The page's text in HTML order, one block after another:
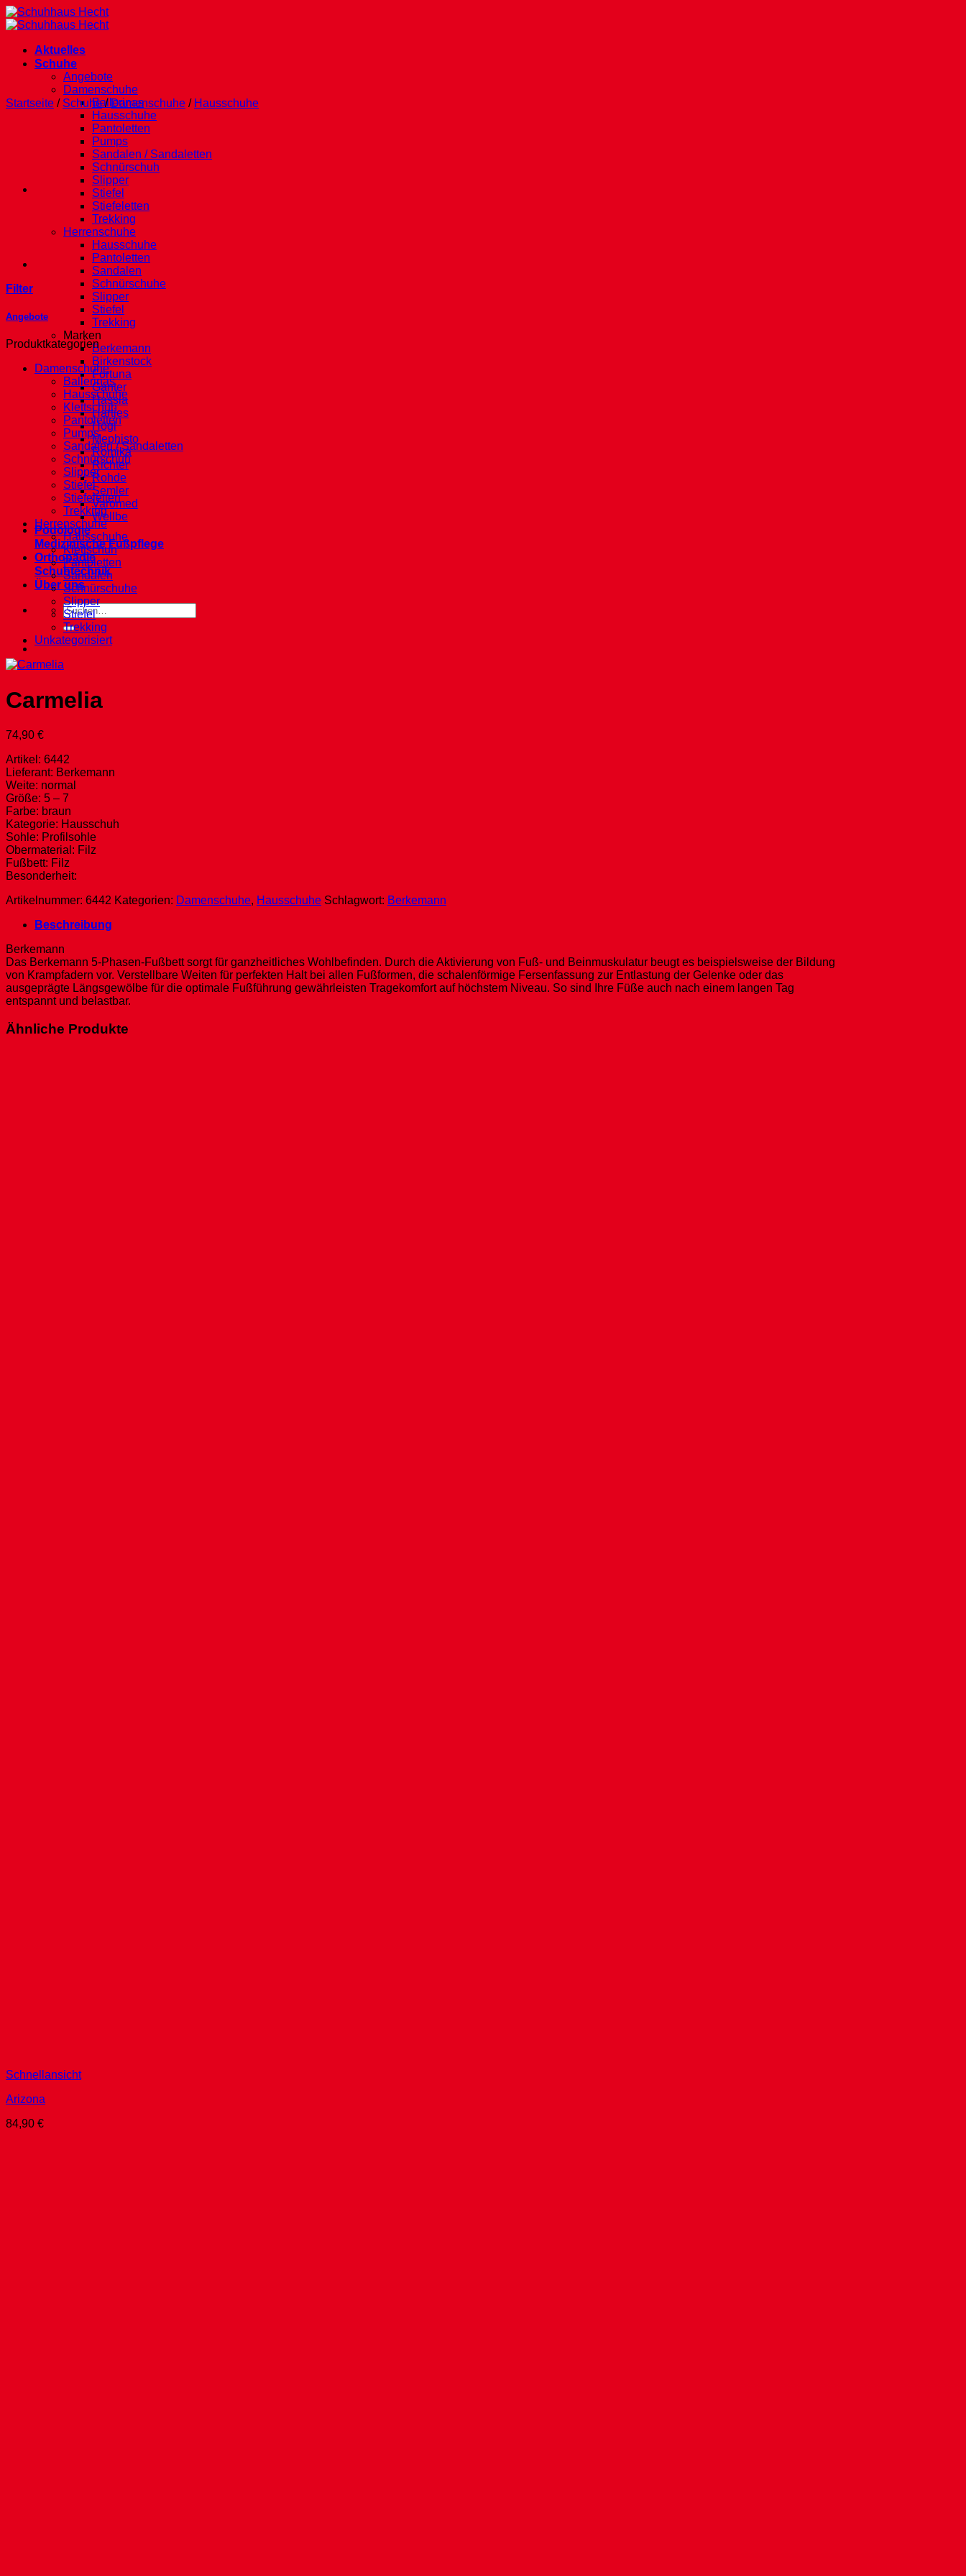
Zum
Inhalt
Aktuelles
Schuhe
Angebote
Damenschuhe
Ballerinas
Hausschuhe
Pantoletten
Pumps
Sandalen / Sandaletten
Schnürschuh
Slipper
Stiefel
Stiefeletten
Trekking
Herrenschuhe
Hausschuhe
Pantoletten
Sandalen
Schnürschuhe
Slipper
Stiefel
Trekking
Marken
Berkemann
Birkenstock
Fortuna
Ganter
Hassia
Hartjes
Högl
Mephisto
Romika
Richter
Rohde
Semler
Varomed
Wellbe
Podologie
Medizinische Fußpflege
Orthopädie
Schuhtechnik
Über uns
Suche
nach:
Startseite / Schuhe / Damenschuhe / Hausschuhe
Filter
Angebote
Produktkategorien
Damenschuhe
Ballerinas
Hausschuhe
Klettschuh
Pantoletten
Pumps
Sandalen / Sandaletten
Schnürschuh
Slipper
Stiefel
Stiefeletten
Trekking
Herrenschuhe
Hausschuhe
Klettschuh
Pantoletten
Sandalen
Schnürschuhe
Slipper
Stiefel
Trekking
Unkategorisiert
Carmelia
74,90 €
Artikel: 6442
Lieferant: Berkemann
Weite: normal
Größe: 5 – 7
Farbe: braun
Kategorie: Hausschuh
Sohle: Profilsohle
Obermaterial: Filz
Fußbett: Filz
Besonderheit:
Artikelnummer: 6442 Kategorien: Damenschuhe, Hausschuhe Schlagwort: Berkemann
Beschreibung
Berkemann
Das Berkemann 5-Phasen-Fußbett sorgt für ganzheitliches Wohlbefinden. Durch die Aktivierung von Fuß- und Beinmuskulatur beugt es beispielsweise der Bildung
von Krampfadern vor. Verstellbare Weiten für perfekten Halt bei allen Fußformen, die schalenförmige Fersenfassung zur Entlastung der Gelenke oder das
ausgeprägte Längsgewölbe für die optimale Fußführung gewährleisten Tragekomfort auf höchstem Niveau. So sind Ihre Füße auch nach einem langen Tag
entspannt und belastbar.
Ähnliche Produkte
Schnellansicht
Arizona
84,90 €